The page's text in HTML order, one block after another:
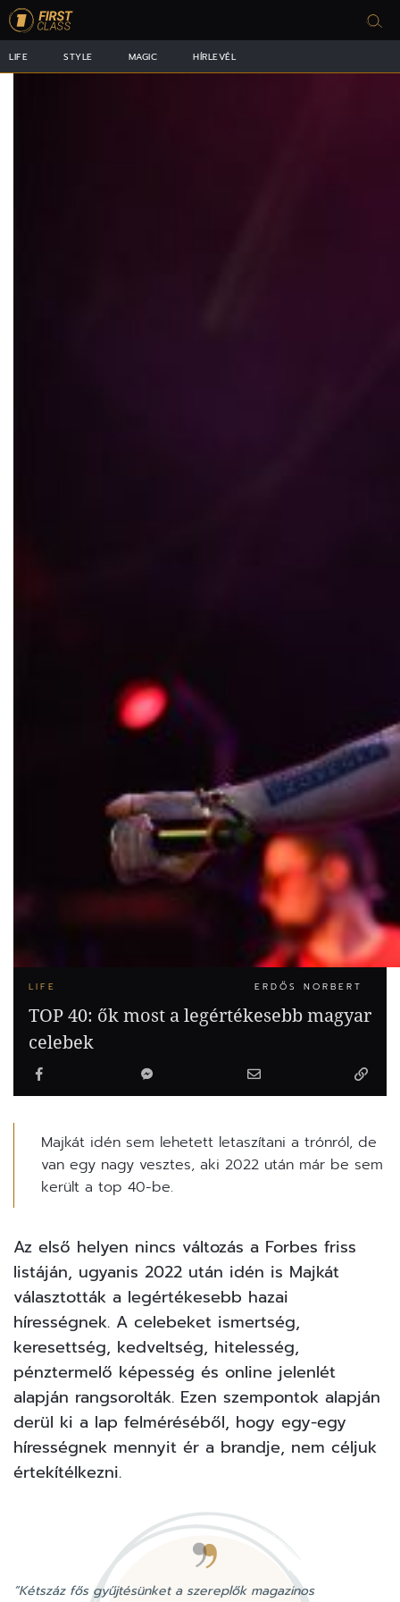
LIFE STYLE MAGIC HÍRLEVÉL
LIFE ERDŐS NORBERT
TOP 40: ők most a legértékesebb magyar
celebek
Majkát idén sem lehetett letaszítani a trónról, de
van egy nagy vesztes, aki 2022 után már be sem
került a top 40-be.
Az első helyen nincs változás a Forbes friss
listáján, ugyanis 2022 után idén is Majkát
választották a legértékesebb hazai
hírességnek. A celebeket ismertség,
keresettség, kedveltség, hitelesség,
pénztermelő képesség és online jelenlét
alapján rangsorolták. Ezen szempontok alapján
derül ki a lap felméréséből, hogy egy-egy
hírességnek mennyit ér a brandje, nem céljuk
értekítélkezni.
“Kétszáz fős gyűjtésünket a szereplők magazinos